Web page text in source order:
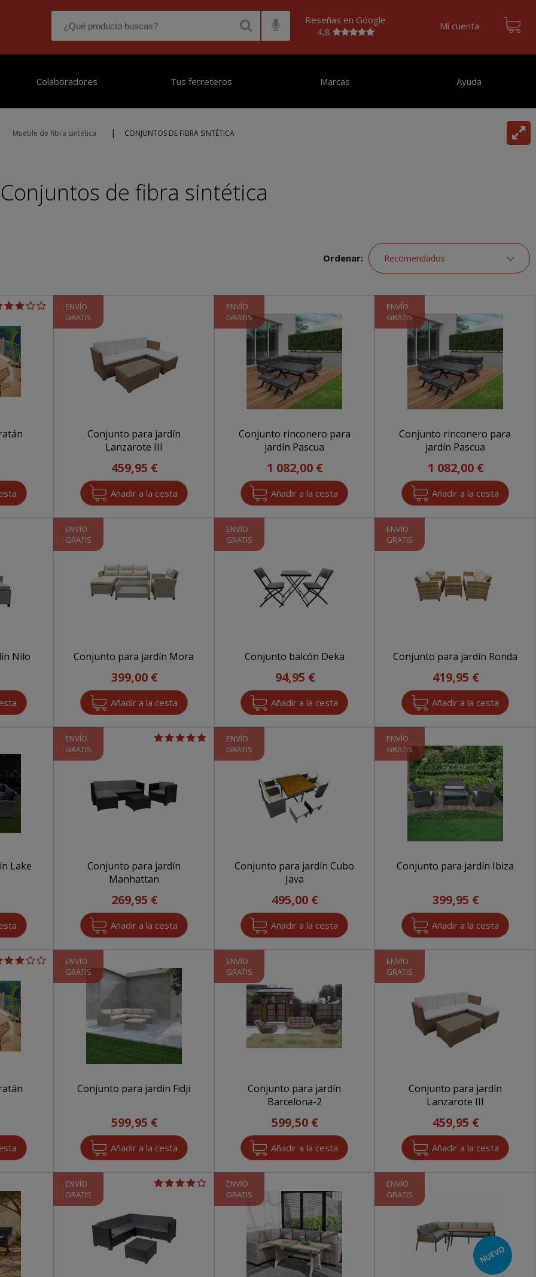
Reseñas en Google
4,8
Mi cuenta
Colaboradores Tus ferreteros Marcas Ayuda
Mueble de fibra sintética | CONJUNTOS DE FIBRA SINTÉTICA
Conjuntos de fibra sintética
Ordenar:
ENVÍO
GRATIS
Conjunto para jardín
Lanzarote III
459,95 €
ENVÍO
GRATIS
Conjunto rinconero para
jardín Pascua
1 082,00 €
ENVÍO
GRATIS
Conjunto rinconero para
jardín Pascua
1 082,00 €
Nilo
ENVÍO
GRATIS
Conjunto para jardín Mora
399,00 €
ENVÍO
GRATIS
Conjunto balcón Deka
94,95 €
ENVÍO
GRATIS
Conjunto para jardín Ronda
419,95 €
Lake
ENVÍO
GRATIS
Conjunto para jardín
Manhattan
269,95 €
ENVÍO
GRATIS
Conjunto para jardín Cubo
Java
495,00 €
ENVÍO
GRATIS
Conjunto para jardín Ibiza
399,95 €
ENVÍO
GRATIS
Conjunto para jardín Fidji
599,95 €
ENVÍO
GRATIS
Conjunto para jardín
Barcelona-2
599,50 €
ENVÍO
GRATIS
Conjunto para jardín
Lanzarote III
459,95 €
ENVÍO
GRATIS
ENVÍO
GRATIS
ENVÍO
GRATIS
NUEVO